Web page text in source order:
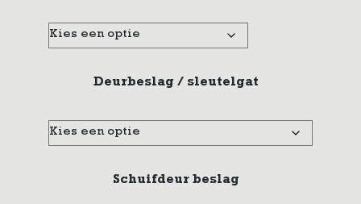
Deurbeslag / sleutelgat
Schuifdeur beslag